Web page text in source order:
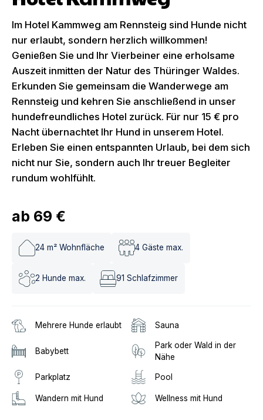
Im Hotel Kammweg am Rennsteig sind Hunde nicht
nur erlaubt, sondern herzlich willkommen!
Genießen Sie und Ihr Vierbeiner eine erholsame
Auszeit inmitten der Natur des Thüringer Waldes.
Erkunden Sie gemeinsam die Wanderwege am
Rennsteig und kehren Sie anschließend in unser
hundefreundliches Hotel zurück. Für nur 15 € pro
Nacht übernachtet Ihr Hund in unserem Hotel.
Erleben Sie einen entspannten Urlaub, bei dem sich
nicht nur Sie, sondern auch Ihr treuer Begleiter
rundum wohlfühlt.
ab 69 €
24 m² Wohnfläche 4 Gäste max.
2 Hunde max. 91 Schlafzimmer
Mehrere Hunde erlaubt Sauna
Babybett
Park oder Wald in der
Nähe
Parkplatz Pool
Wandern mit Hund Wellness mit Hund